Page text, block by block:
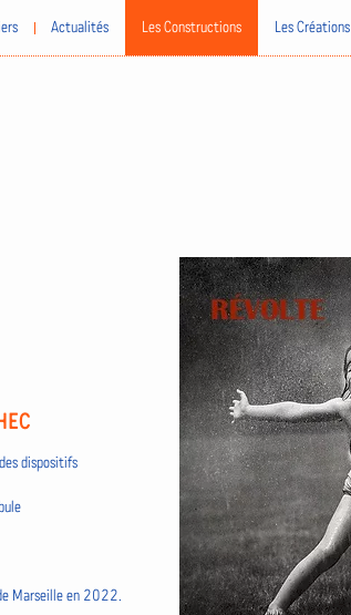
Actualités Les Constructions Les Créations
dispositifs
Marseille en 2022.